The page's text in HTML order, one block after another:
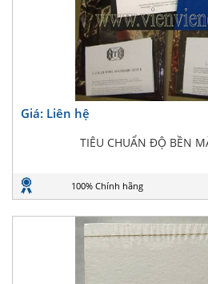
Giá: Liên hệ
TIÊU CHUẨN ĐỘ BỀN
100% Chính hãng